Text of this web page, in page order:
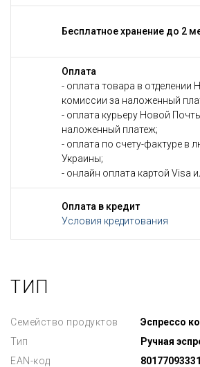
Бесплатное хранение до 2
Оплата
- оплата товара в отделении
комиссии за наложенный
- оплата курьеру Новой
наложенный платеж;
- оплата по счету-фактуре в
Украины;
- онлайн оплата картой Visa
Оплата в кредит
Условия кредитования
ТИП
Семейство продуктов
Эспрессо
Тип
Ручная
EAN-код